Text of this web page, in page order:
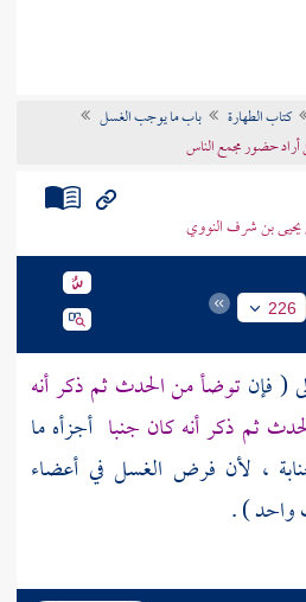
كتاب الطهارة
باب ما يوجب الغسل
أراد حضور مجمع الناس
يحيى بن شرف النووي
226
( فإنتوضأ من الحدث ثم ذكر أنه
ثم ذكر أنه كان جنبا أجزأه ما
، لأن فرض الغسل في أعضاء
واحد ) .